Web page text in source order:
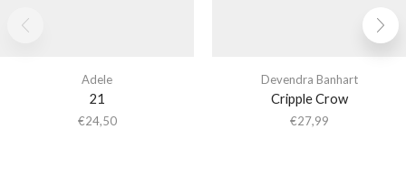
Adele
21
€24,50
Devendra Banhart
Cripple Crow
€27,99